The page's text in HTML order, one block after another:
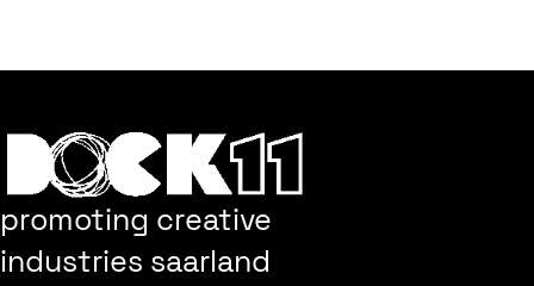
promoting creative
industries saarland